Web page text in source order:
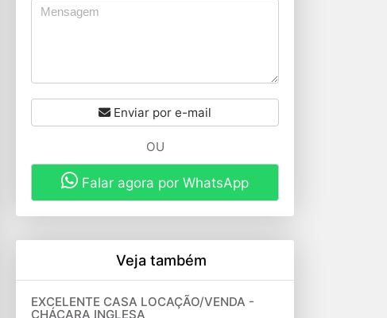
Enviar por e-mail
OU
Falar agora por WhatsApp
Veja também
EXCELENTE CASA LOCAÇÃO/VENDA -
CHÁCARA INGLESA